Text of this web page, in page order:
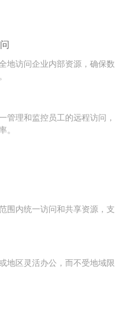
地访问企业内部资源，确保数
管理和监控员工的远程访问，
。
围内统一访问和共享资源，支
地区灵活办公，而不受地域限